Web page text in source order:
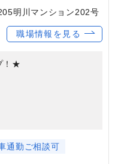
明川マンション202号
職場情報を見る
！★
通勤ご相談可